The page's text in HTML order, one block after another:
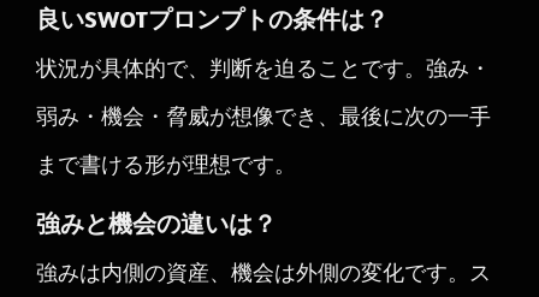
良いSWOTプロンプトの条件は？
状況が具体的で、判断を迫ることです。強み・
弱み・機会・脅威が想像でき、最後に次の一手
まで書ける形が理想です。
強みと機会の違いは？
強みは内側の資産、機会は外側の変化です。ス